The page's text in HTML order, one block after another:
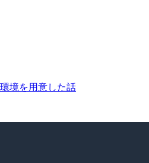
境を用意した話